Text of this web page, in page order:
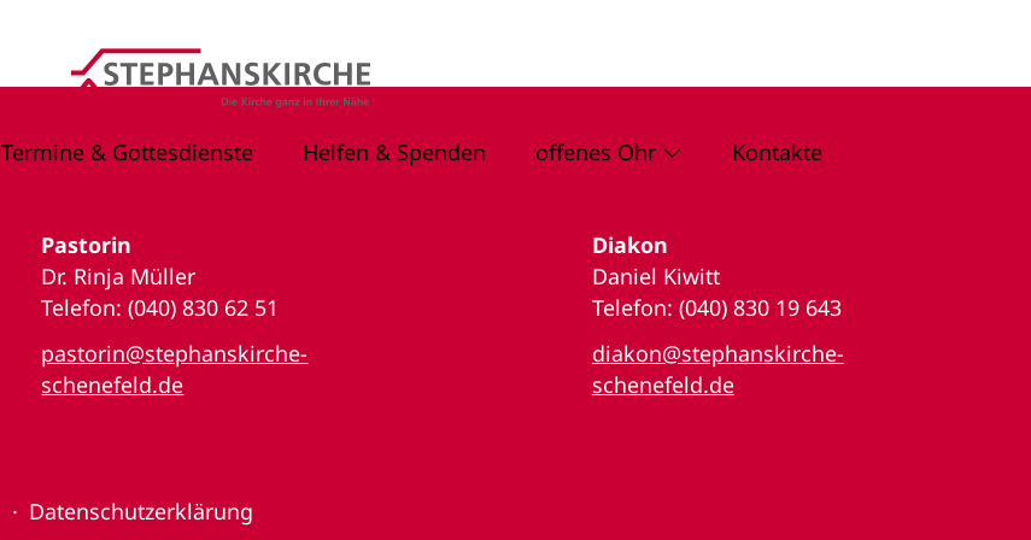
Termine & Gottesdienste Helfen & Spenden offenes Ohr Kontakte
Pastorin
Dr. Rinja Müller
Telefon: (040) 830 62 51
pastorin@stephanskirche-
schenefeld.de
Diakon
Daniel Kiwitt
Telefon: (040) 830 19 643
diakon@stephanskirche-
schenefeld.de
Datenschutzerklärung